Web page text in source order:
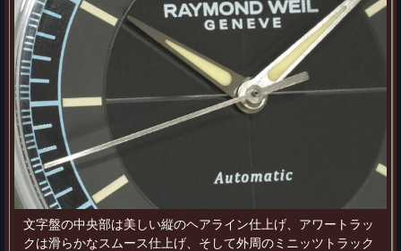
文字盤の中央部は美しい縦のヘアライン仕上げ、アワートラッ
クは滑らかなスムース仕上げ、そして外周のミニッツトラック